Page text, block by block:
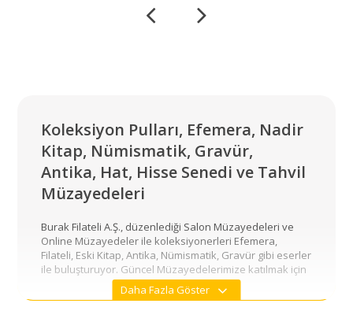
Koleksiyon Pulları, Efemera, Nadir
Kitap, Nümismatik, Gravür,
Antika, Hat, Hisse Senedi ve Tahvil
Müzayedeleri
Burak Filateli A.Ş., düzenlediği Salon Müzayedeleri ve
Online Müzayedeler ile koleksiyonerleri Efemera,
Filateli, Eski Kitap, Antika, Nümismatik, Gravür gibi eserler
ile buluşturuyor. Güncel Müzayedelerimize katılmak için
sitemize ve bültenimize üye olabilir ve bizi sosyal
medyadan takip edebilirsiniz.
Daha Fazla Göster